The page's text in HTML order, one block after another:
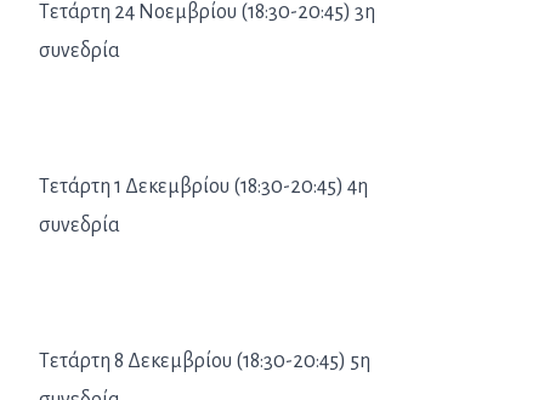
Τετάρτη 24 Νοεμβρίου (18:30-20:45) 3η
συνεδρία
Τετάρτη 1 Δεκεμβρίου (18:30-20:45) 4η
συνεδρία
Τετάρτη 8 Δεκεμβρίου (18:30-20:45) 5η